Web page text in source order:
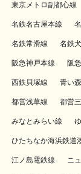
東京メトロ副都心線
名鉄名古屋本線
名鉄常滑線 名鉄
阪急神戸本線 阪
西鉄貝塚線 青い
都営浅草線 都営
みなとみらい線
ひたちなか海浜鉄道
江ノ島電鉄線 ニ